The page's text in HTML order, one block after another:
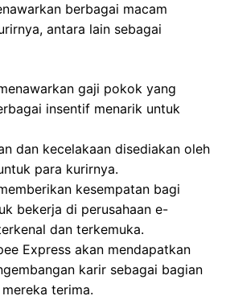
berbagai macam
antara lain sebagai
gaji pokok yang
insentif menarik untuk
dan kecelakaan disediakan oleh
para kurirnya.
kesempatan bagi
bekerja di perusahaan e-
dan terkemuka.
Express akan mendapatkan
karir sebagai bagian
terima.